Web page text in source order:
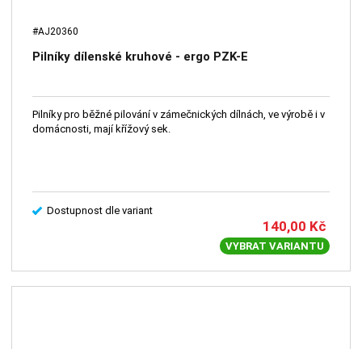
#AJ20360
Pilníky dílenské kruhové - ergo PZK-E
Pilníky pro běžné pilování v zámečnických dílnách, ve výrobě i v
domácnosti, mají křížový sek.
Dostupnost dle variant
140,00 Kč
VYBRAT VARIANTU